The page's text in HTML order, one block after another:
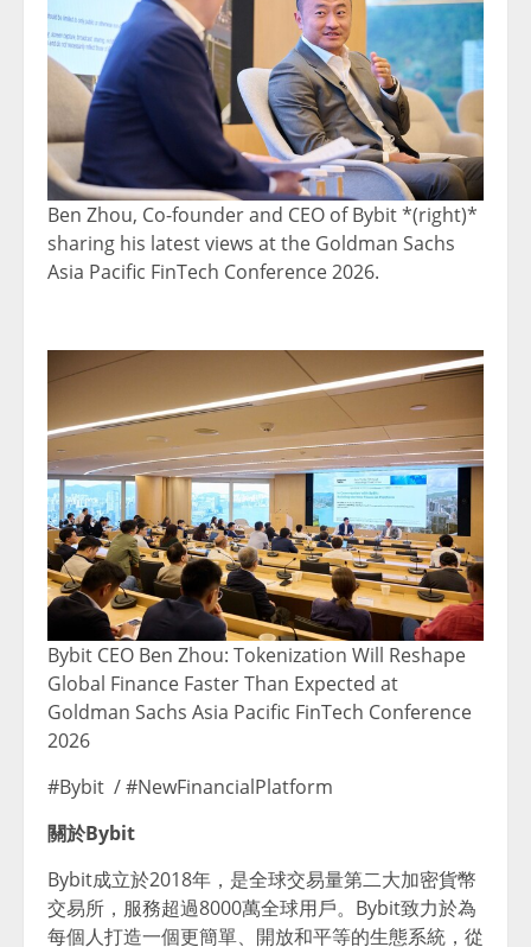
Ben Zhou, Co-founder and CEO of Bybit *(right)*
sharing his latest views at the Goldman Sachs
Asia Pacific FinTech Conference 2026.
Bybit CEO Ben Zhou: Tokenization Will Reshape
Global Finance Faster Than Expected at
Goldman Sachs Asia Pacific FinTech Conference
2026
#Bybit / #NewFinancialPlatform
關於Bybit
Bybit成立於2018年，是全球交易量第二大加密貨幣
交易所，服務超過8000萬全球用戶。Bybit致力於為
每個人打造一個更簡單、開放和平等的生態系統，從